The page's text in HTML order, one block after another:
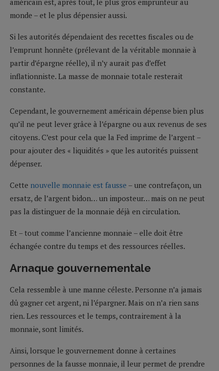
monde – et le plus dépensier aussi.
Si les autorités dépendaient des recettes fiscales ou de
l’emprunt honnête (prélevant de la véritable monnaie à
partir d’épargne réelle), il n’y aurait pas d’effet
inflationniste. La masse de monnaie totale resterait
constante.
Cependant, le gouvernement américain dépense bien plus
qu’il ne peut lever grâce à l’épargne ou aux revenus de ses
citoyens. C’est pour cela que la Fed imprime de l’argent –
pour ajouter des « liquidités » que les autorités puissent
dépenser.
Cette nouvelle monnaie est fausse – une contrefaçon, un
ersatz, de l’argent bidon… un imposteur… mais on ne peut
pas la distinguer de la monnaie déjà en circulation.
Et – tout comme l’ancienne monnaie – elle doit être
échangée contre du temps et des ressources réelles.
Arnaque gouvernementale
Cela ressemble à une manne céleste. Personne n’a jamais
dû gagner cet argent, ni l’épargner. Mais on n’a rien sans
rien. Les ressources et le temps, contrairement à la
monnaie, sont limités.
Ainsi, lorsque le gouvernement donne à certaines
personnes de la fausse monnaie, il leur permet de prendre